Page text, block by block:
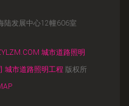
陆发展中心12幢606室
城市道路照明
城市道路照明工程 版权所